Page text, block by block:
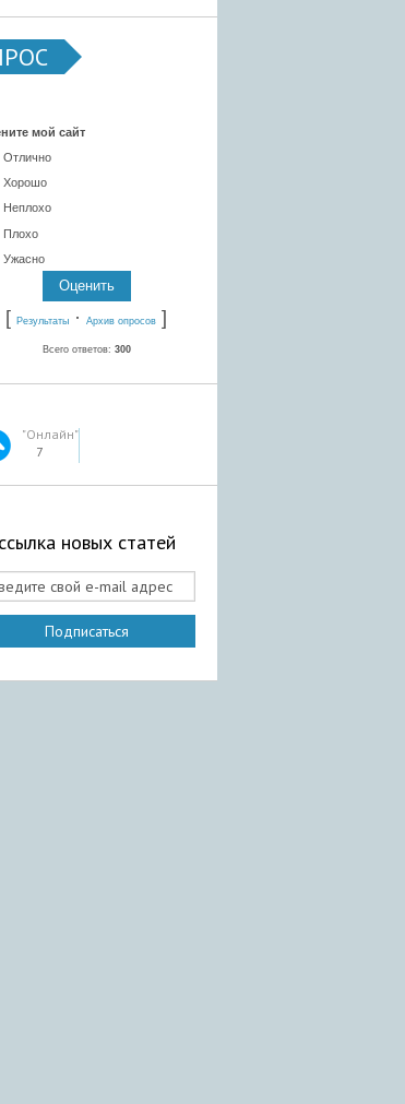
мой сайт
Отлично
Хорошо
Неплохо
Плохо
Ужасно
[ Результаты · Архив опросов ]
Всего ответов: 300
"Онлайн"
7
новых статей